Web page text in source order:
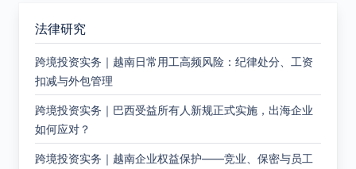
法律研究
跨境投资实务｜越南日常用工高频风险：纪律处分、工资
扣减与外包管理
跨境投资实务｜巴西受益所有人新规正式实施，出海企业
如何应对？
跨境投资实务｜越南企业权益保护——竞业、保密与员工